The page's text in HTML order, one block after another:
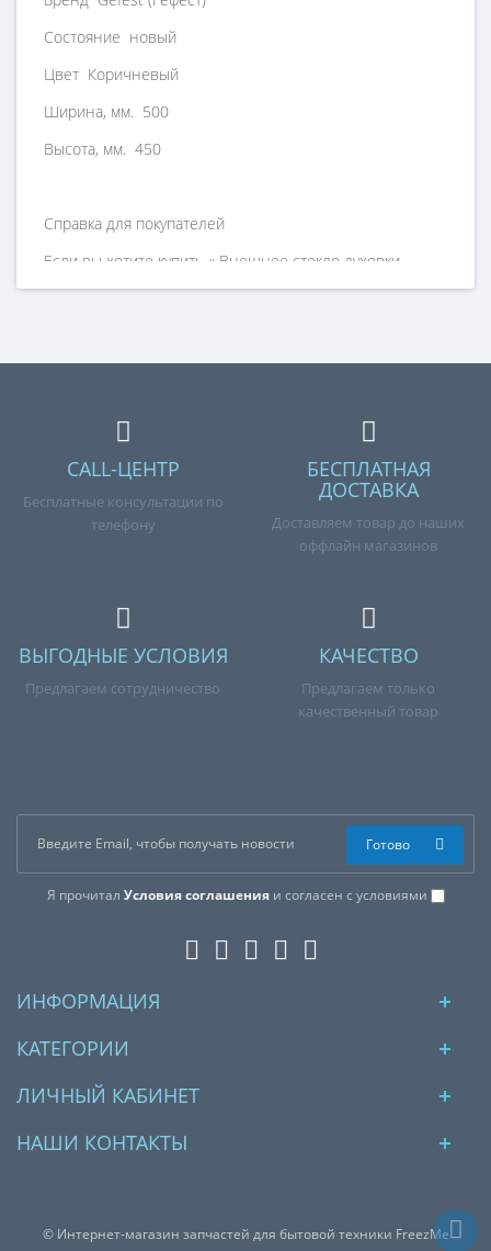
Состояние новый
Цвет Коричневый
Ширина, мм. 500
Высота, мм. 450
Справка для покупателей
Если вы хотите купить « Внешнее стекло духовки
плиты Gefest (Гефест) мод. 5100, 5140, размеры
обращайтесь к нашим менеджерам по номеру
CALL-ЦЕНТР
Бесплатные консультации по
телефону
БЕСПЛАТНАЯ
ДОСТАВКА
Доставляем товар до наших
оффлайн магазинов
ВЫГОДНЫЕ УСЛОВИЯ
Предлагаем сотрудничество
КАЧЕСТВО
Предлагаем только
качественный товар
Я прочитал Условия соглашенияи согласен с условиями
Готово
ИНФОРМАЦИЯ
КАТЕГОРИИ
ЛИЧНЫЙ КАБИНЕТ
НАШИ КОНТАКТЫ
© Интернет-магазин запчастей для бытовой техники FreezMe